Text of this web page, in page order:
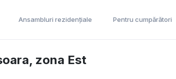
Ansambluri rezidențiale Pentru cumpărători
zona Est